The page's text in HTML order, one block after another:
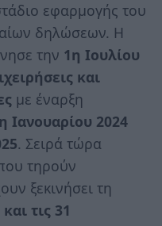
εφαρμογής του
δηλώσεων. Η
την 1η Ιουλίου
και
με έναρξη
Ιανουαρίου 2024
. Σειρά τώρα
τηρούν
ξεκινήσει τη
τις 31